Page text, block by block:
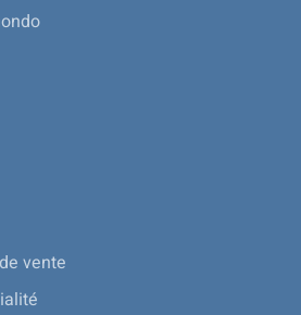
vente